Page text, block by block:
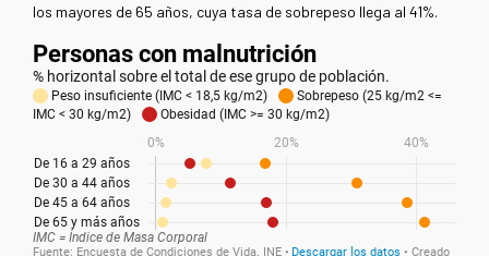
los mayores de 65 años, cuya tasa de sobrepeso llega al 41%.